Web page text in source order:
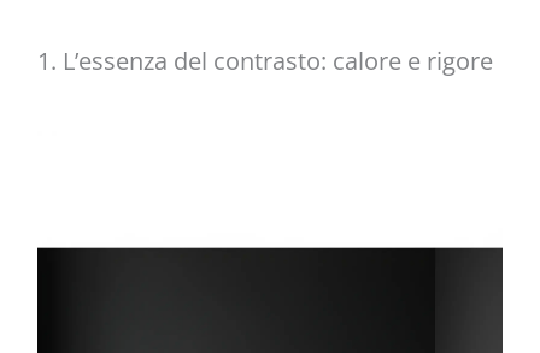
1. L’essenza del contrasto: calore e rigore